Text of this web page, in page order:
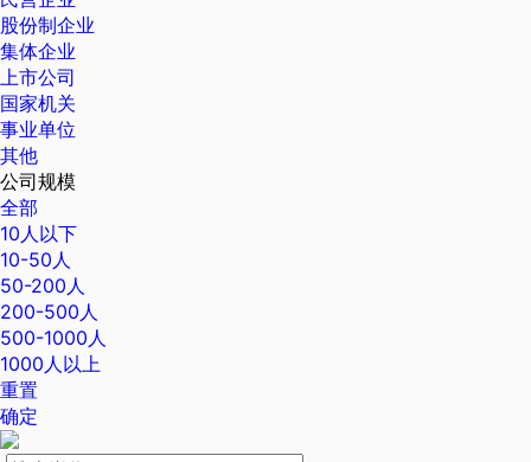
股份制企业
集体企业
上市公司
国家机关
事业单位
其他
公司规模
全部
10人以下
10-50人
50-200人
200-500人
500-1000人
1000人以上
重置
确定